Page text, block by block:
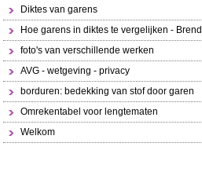
Diktes van garens
Hoe garens in diktes te vergelijken -
foto's van verschillende werken
AVG - wetgeving - privacy
borduren: bedekking van stof door garen
Omrekentabel voor lengtematen
Welkom